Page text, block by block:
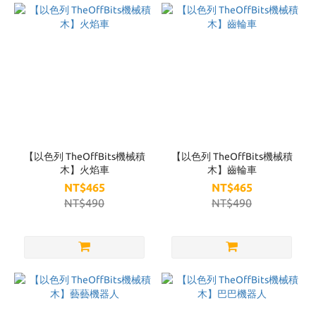
【以色列 TheOffBits機械積
木】火焰車
NT$465
NT$490
【以色列 TheOffBits機械積
木】齒輪車
NT$465
NT$490